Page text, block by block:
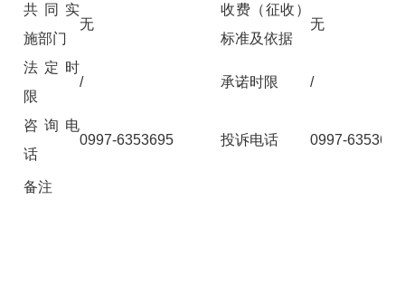
共同实
施部门
无
收费（征收）
标准及依据
无
法定时
限
/ 承诺时限 /
咨询电
话
0997-6353695 投诉电话 0997-6353695
备注